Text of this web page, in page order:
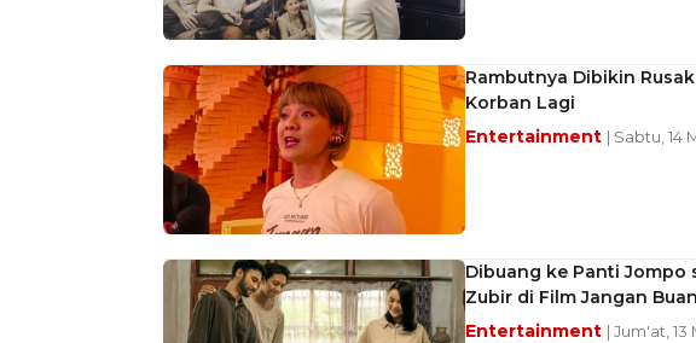
Rambutnya Dibikin
Korban Lagi
Entertainment | Sabtu, 14
Dibuang ke Panti Jompo
Zubir di Film Jangan
Entertainment | Jum'at, 13